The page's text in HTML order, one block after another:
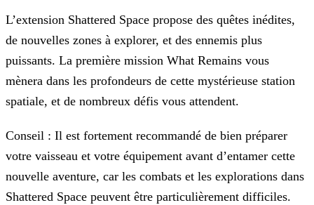
L’extension Shattered Space propose des quêtes inédites,
de nouvelles zones à explorer, et des ennemis plus
puissants. La première mission What Remains vous
mènera dans les profondeurs de cette mystérieuse station
spatiale, et de nombreux défis vous attendent.
Conseil : Il est fortement recommandé de bien préparer
votre vaisseau et votre équipement avant d’entamer cette
nouvelle aventure, car les combats et les explorations dans
Shattered Space peuvent être particulièrement difficiles.